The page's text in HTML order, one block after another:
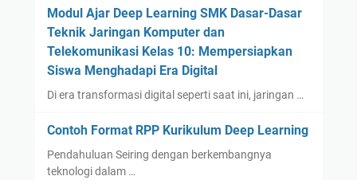
Modul Ajar Deep Learning SMK Dasar-Dasar
Teknik Jaringan Komputer dan
Telekomunikasi Kelas 10: Mempersiapkan
Siswa Menghadapi Era Digital
Di era transformasi digital seperti saat ini, jaringan …
Contoh Format RPP Kurikulum Deep Learning
Pendahuluan Seiring dengan berkembangnya
teknologi dalam …